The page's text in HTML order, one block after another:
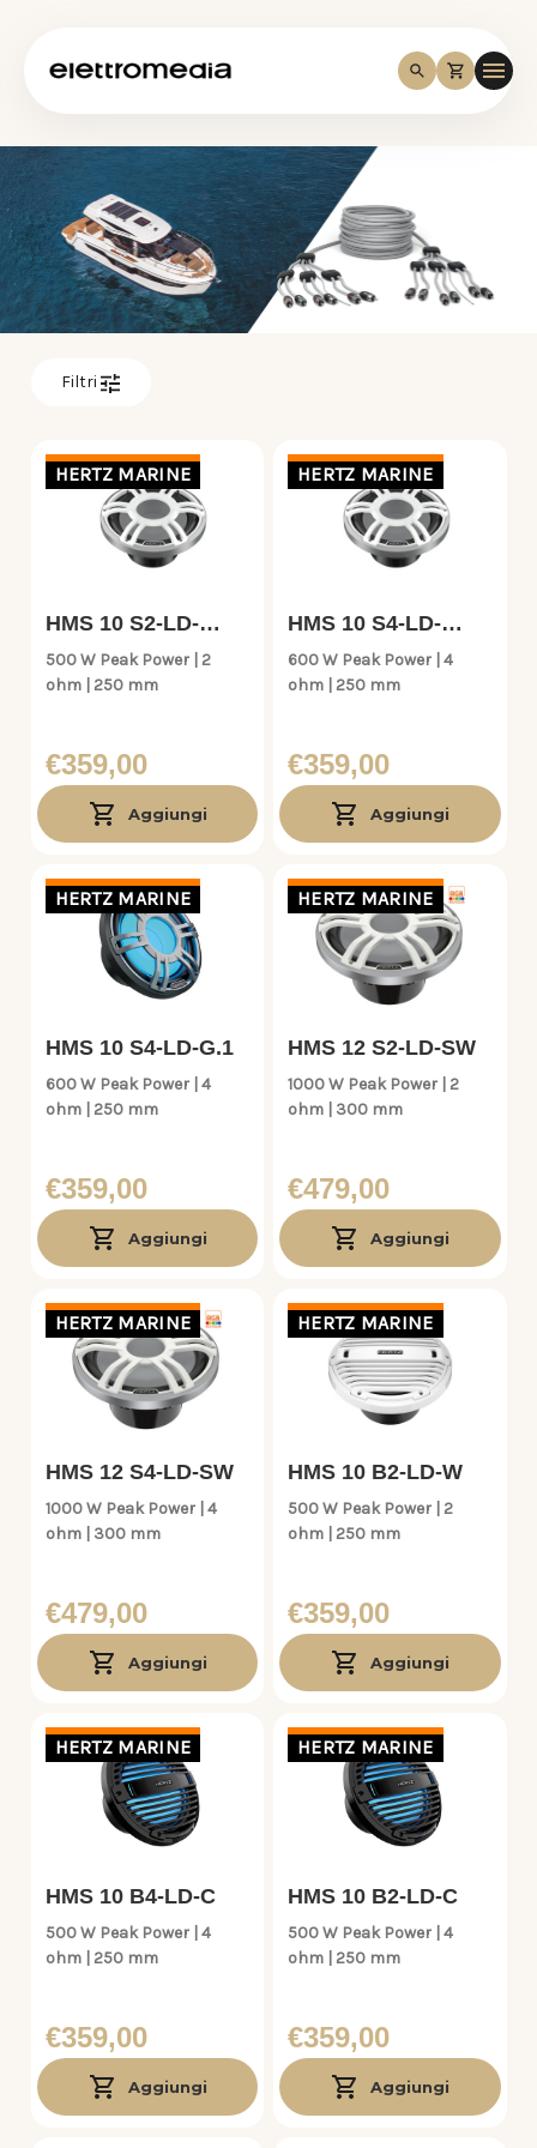
Filtri
HERTZ MARINE
HMS 10 S2-LD-
SW.1
500 W Peak Power | 2
ohm | 250 mm
€359,00
Aggiungi
HERTZ MARINE
HMS 10 S4-LD-
SW.1
600 W Peak Power | 4
ohm | 250 mm
€359,00
Aggiungi
HERTZ MARINE
HMS 10 S4-LD-G.1
600 W Peak Power | 4
ohm | 250 mm
€359,00
Aggiungi
HERTZ MARINE
HMS 12 S2-LD-SW
1000 W Peak Power | 2
ohm | 300 mm
€479,00
Aggiungi
HERTZ MARINE
HMS 12 S4-LD-SW
1000 W Peak Power | 4
ohm | 300 mm
€479,00
Aggiungi
HERTZ MARINE
HMS 10 B2-LD-W
500 W Peak Power | 2
ohm | 250 mm
€359,00
Aggiungi
HERTZ MARINE
HMS 10 B4-LD-C
500 W Peak Power | 4
ohm | 250 mm
€359,00
Aggiungi
HERTZ MARINE
HMS 10 B2-LD-C
500 W Peak Power | 4
ohm | 250 mm
€359,00
Aggiungi